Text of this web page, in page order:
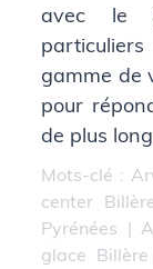
avec le
gamme de
pour
de plus
Mots-clé :
center
Pyrénées |
glace Billère